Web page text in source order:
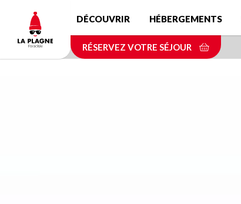
contenu
principal
DÉCOUVRIR HÉBERGEMENTS
RÉSERVEZ VOTRE SÉJOUR